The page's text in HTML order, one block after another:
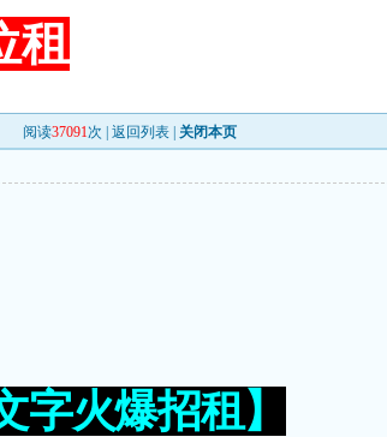
租
阅读37091次 | 返回列表 关闭本页
字火爆招租】